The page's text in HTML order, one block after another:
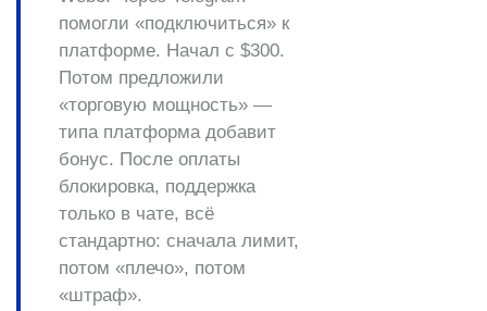
помогли «подключиться» к
платформе. Начал с $300.
Потом предложили
«торговую мощность» —
типа платформа добавит
бонус. После оплаты
блокировка, поддержка
только в чате, всё
стандартно: сначала лимит,
потом «плечо», потом
«штраф».